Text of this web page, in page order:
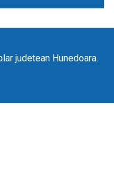
judetean Hunedoara.